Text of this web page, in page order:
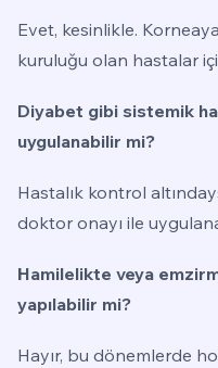
Evet, kesinlikle.
kuruluğu olan hastalar
Diyabet gibi sistemik
uygulanabilir mi?
Hastalık kontrol
doktor onayı ile
Hamilelikte veya
yapılabilir mi?
Hayır, bu dönemlerde